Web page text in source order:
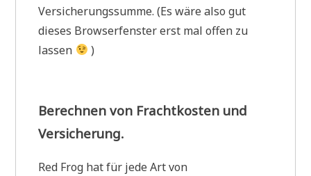
Versicherungssumme. (Es wäre also gut
dieses Browserfenster erst mal offen zu
lassen
)
Berechnen von Frachtkosten und
Versicherung.
Red Frog hat für jede Art von